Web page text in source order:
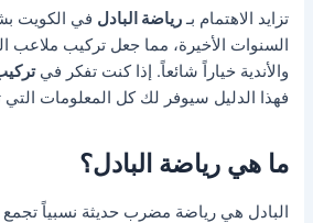
تزايد الاهتمام بـرياضة البادل في الكويت
السنوات الأخيرة، مما جعل تركيب ملاعب
والأندية خياراً شائعاً. إذا كنت تفكر في
فهذا الدليل سيوفر لك كل المعلومات التي
ما هي رياضة البادل؟
البادل هي رياضة مضرب حديثة نسبياً